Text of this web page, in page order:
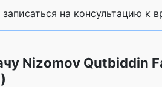
записаться на консультацию
Nizomov Qutbiddin